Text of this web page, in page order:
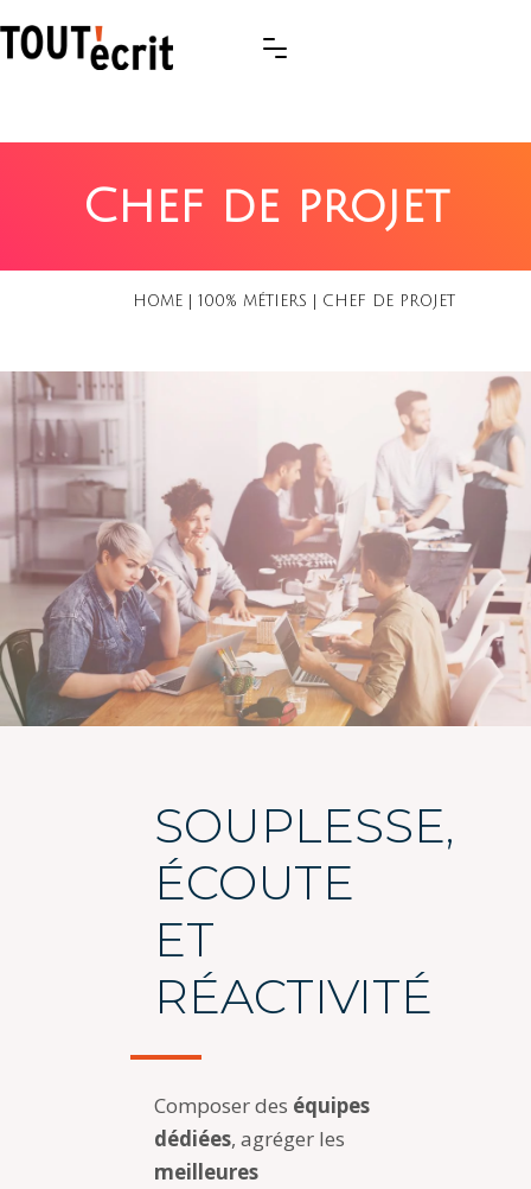
Chef de projet
HOME 100% MÉTIERS CHEF DE PROJET
SOUPLESSE,
ÉCOUTE
ET
RÉACTIVITÉ
Composer des équipes
dédiées, agréger les
meilleures